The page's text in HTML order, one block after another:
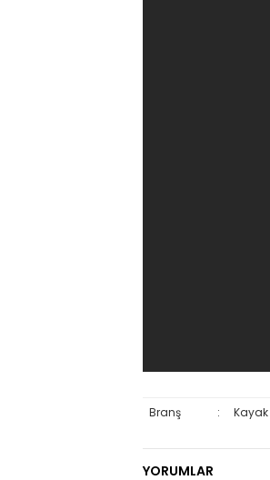
Branş : Kayak
YORUMLAR